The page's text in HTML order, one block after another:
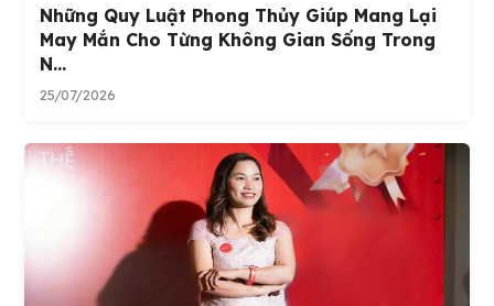
Những Quy Luật Phong Thủy Giúp Mang Lại
May Mắn Cho Từng Không Gian Sống Trong
N...
25/07/2026